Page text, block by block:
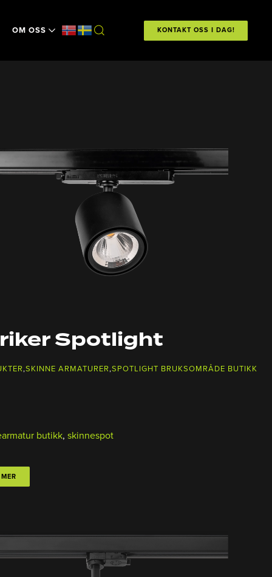
OM OSS KONTAKT OSS I DAG!
Spotlight
,SKINNE ARMATURER,SPOTLIGHT BRUKSOMRÅDE BUTIKK
butikk, skinnespot